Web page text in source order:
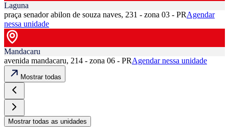
Laguna
praça senador abilon de souza naves, 231 - zona 03 - PRAgendar
nessa unidade
Mandacaru
avenida mandacaru, 214 - zona 06 - PRAgendar nessa unidade
Mostrar todas
Mostrar todas as unidades